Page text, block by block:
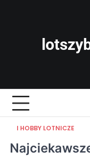
I HOBBY LOTNICZE